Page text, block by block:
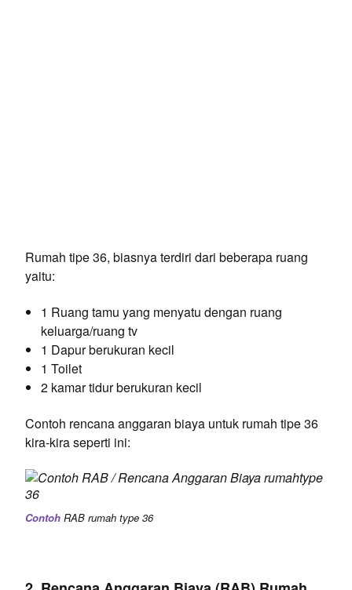
Rumah tipe 36, biasnya terdiri dari beberapa ruang
yaitu:
1 Ruang tamu yang menyatu dengan ruang
keluarga/ruang tv
1 Dapur berukuran kecil
1 Toilet
2 kamar tidur berukuran kecil
Contoh rencana anggaran biaya untuk rumah tipe 36
kira-kira seperti ini:
Contoh RAB rumah type 36